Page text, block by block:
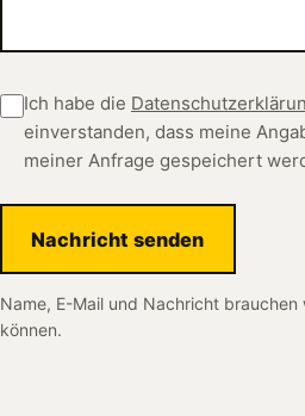
Ich habe die
einverstanden, dass meine
meiner Anfrage gespeichert
Nachricht senden
Name, E-Mail und Nachricht
können.